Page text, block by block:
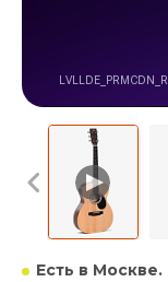
Есть в Москве.